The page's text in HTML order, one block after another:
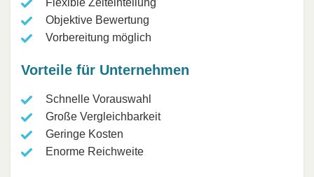
Flexible Zeiteinteilung
Objektive Bewertung
Vorbereitung möglich
Vorteile für Unternehmen
Schnelle Vorauswahl
Große Vergleichbarkeit
Geringe Kosten
Enorme Reichweite